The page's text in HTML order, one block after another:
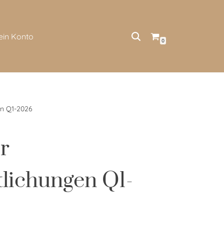
Konto 0
Q1-2026
Q1-